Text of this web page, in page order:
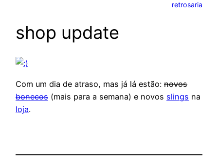
retrosaria
shop update
Com um dia de atraso, mas já lá estão: novos
bonecos (mais para a semana) e novos slings na
loja.